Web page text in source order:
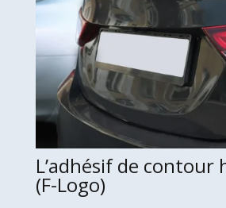
L’adhésif de contour
(F-Logo)